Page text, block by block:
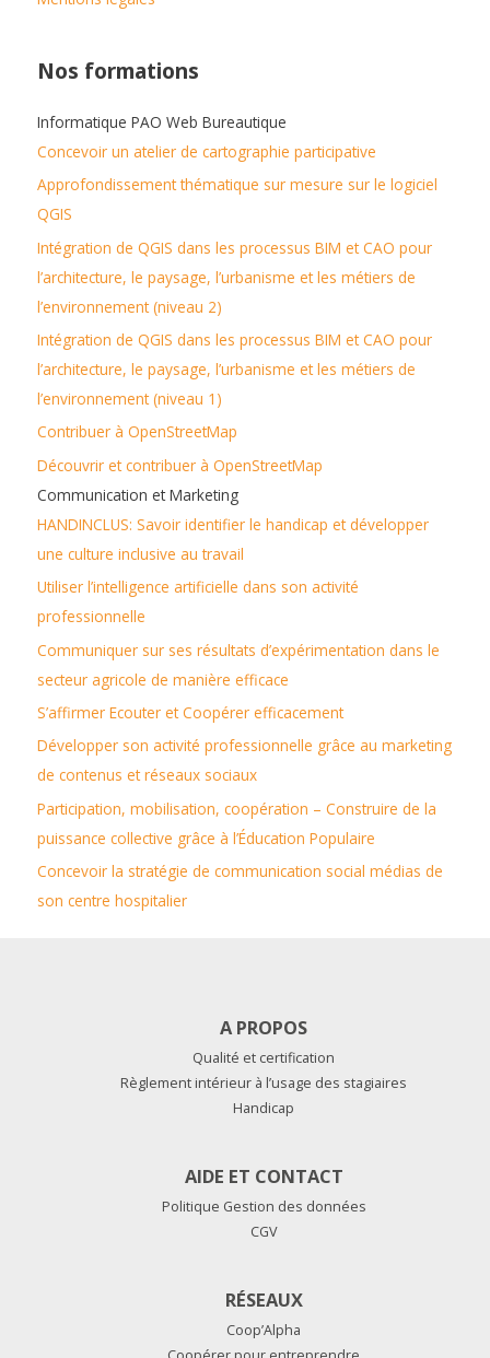
Nos formations
Informatique PAO Web Bureautique
Concevoir un atelier de cartographie participative
Approfondissement thématique sur mesure sur le logiciel
QGIS
Intégration de QGIS dans les processus BIM et CAO pour
l’architecture, le paysage, l’urbanisme et les métiers de
l’environnement (niveau 2)
Intégration de QGIS dans les processus BIM et CAO pour
l’architecture, le paysage, l’urbanisme et les métiers de
l’environnement (niveau 1)
Contribuer à OpenStreetMap
Découvrir et contribuer à OpenStreetMap
Communication et Marketing
HANDINCLUS: Savoir identifier le handicap et développer
une culture inclusive au travail
Utiliser l’intelligence artificielle dans son activité
professionnelle
Communiquer sur ses résultats d’expérimentation dans le
secteur agricole de manière efficace
S’affirmer Ecouter et Coopérer efficacement
Développer son activité professionnelle grâce au marketing
de contenus et réseaux sociaux
Participation, mobilisation, coopération – Construire de la
puissance collective grâce à l’Éducation Populaire
Concevoir la stratégie de communication social médias de
son centre hospitalier
A PROPOS
Qualité et certification
Règlement intérieur à l’usage des stagiaires
Handicap
AIDE ET CONTACT
Politique Gestion des données
CGV
RÉSEAUX
Coop’Alpha